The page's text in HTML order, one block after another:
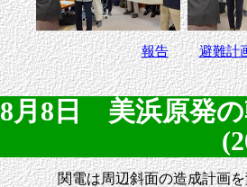
報告 避難計
8月8日 美浜原発
関電は周辺斜面の造成計画